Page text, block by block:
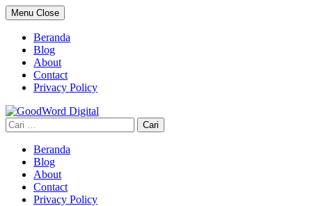
Skip
to
content
Menu Close
Beranda
Blog
About
Contact
Privacy Policy
Cari
untuk:
Beranda
Blog
About
Contact
Privacy Policy